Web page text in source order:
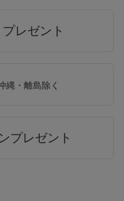
レゼント
縄・離島除く
プレゼント